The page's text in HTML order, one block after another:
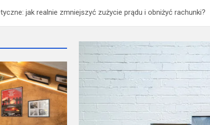
jak realnie zmniejszyć zużycie prądu i obniżyć rachunki?